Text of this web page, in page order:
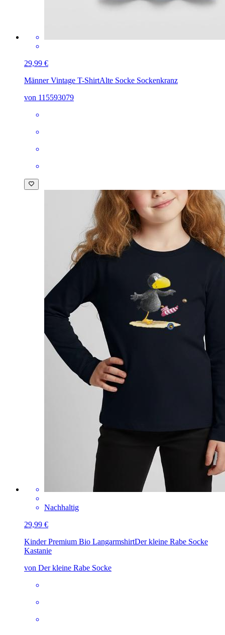
29,99 €
Männer Vintage T-ShirtAlte Socke Sockenkranz
von 115593079
Nachhaltig
29,99 €
Kinder Premium Bio LangarmshirtDer kleine Rabe Socke
Kastanie
von Der kleine Rabe Socke